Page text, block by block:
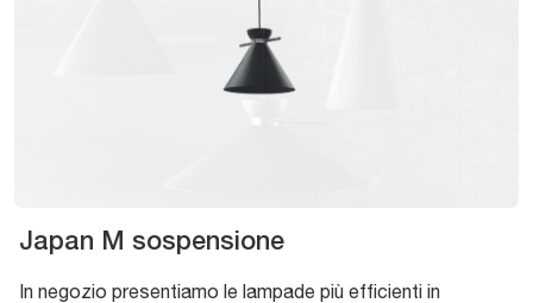
Japan M sospensione
In negozio presentiamo le lampade più efficienti in